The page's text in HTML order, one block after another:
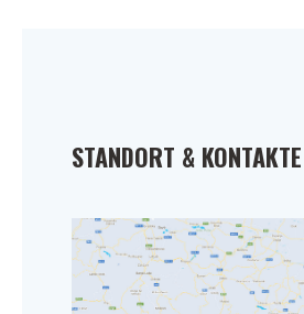
STANDORT & KONTAKTE